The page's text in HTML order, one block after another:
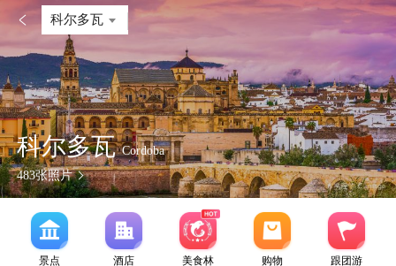
 科尔多瓦
科尔多瓦Cordoba
483张照片
景点 酒店 美食林 购物 跟团游